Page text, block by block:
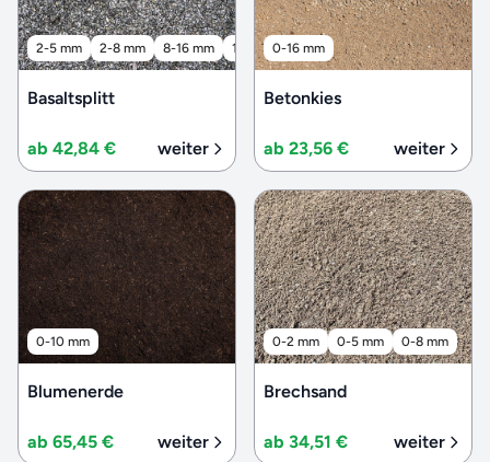
2-5 mm 2-8 mm 8-16 mm 16-32 mm 32-56 mm
Basaltsplitt
ab 42,84 € weiter
0-16 mm
Betonkies
ab 23,56 € weiter
0-10 mm
Blumenerde
ab 65,45 € weiter
0-2 mm 0-5 mm 0-8 mm
Brechsand
ab 34,51 € weiter